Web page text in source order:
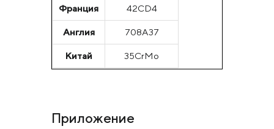
Франция 42CD4
Англия 708A37
Китай 35CrMo
Приложение